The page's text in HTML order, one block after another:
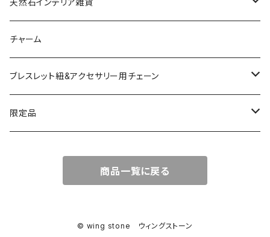
ソーラークォーツ
コッパー
アゲート
天然石インテリア雑貨
天然石スライスコースター
天然石キャンドルホルダー
チャーム
ブレスレット紐&アクセサリー用チェーン
ネックレスチェーン
ブレスレット紐
限定品
summer Box
商品一覧に戻る
© wing stone ウィングストーン